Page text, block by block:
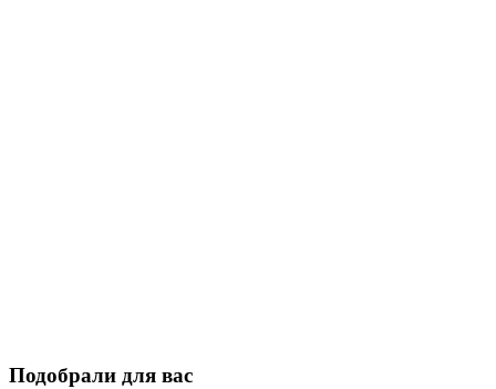
Подобрали для вас